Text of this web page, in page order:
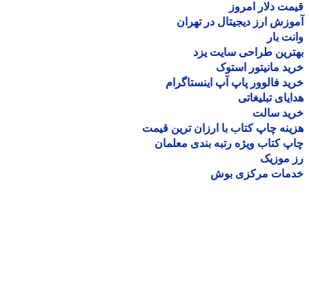
دلار امروز
ارز دیجیتال در تهران
بار
طراحی سایت یزد
مانیتور استوک
فالوور پاپ آپ اینستاگرام
تبلیغاتی
سالت
چاپ کتاب با ارزان ترین قیمت
کتاب ویژه رتبه بندی معلمان
موزیک
مرکزی بوش